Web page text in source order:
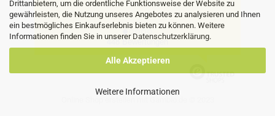
Drittanbietern, um die ordentliche Funktionsweise der Website zu
gewährleisten, die Nutzung unseres Angebotes zu analysieren und Ihnen
ein bestmögliches Einkaufserlebnis bieten zu können. Weitere
Informationen finden Sie in unserer Datenschutzerklärung.
Alle Akzeptieren
Weitere Informationen
448 Bewertungen